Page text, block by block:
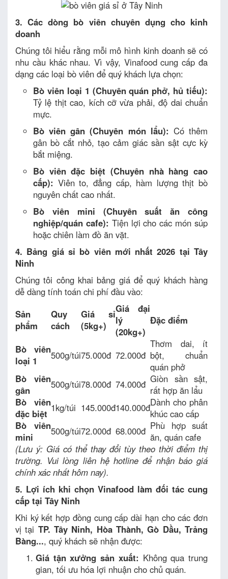
3. Các dòng bò viên chuyên dụng cho kinh
doanh
Chúng tôi hiểu rằng mỗi mô hình kinh doanh sẽ có
nhu cầu khác nhau. Vì vậy, Vinafood cung cấp đa
dạng các loại bò viên để quý khách lựa chọn:
Bò viên loại 1 (Chuyên quán phở, hủ tiếu):
Tỷ lệ thịt cao, kích cỡ vừa phải, độ dai chuẩn
mực.
Bò viên gân (Chuyên món lẩu): Có thêm
gân bò cắt nhỏ, tạo cảm giác sần sật cực kỳ
bắt miệng.
Bò viên đặc biệt (Chuyên nhà hàng cao
cấp): Viên to, đẳng cấp, hàm lượng thịt bò
nguyên chất cao nhất.
Bò viên mini (Chuyên suất ăn công
nghiệp/quán cafe): Tiện lợi cho các món súp
hoặc chiên làm đồ ăn vặt.
4. Bảng giá sỉ bò viên mới nhất 2026 tại Tây
Ninh
Chúng tôi công khai bảng giá để quý khách hàng
dễ dàng tính toán chi phí đầu vào:
Sản
phẩm
Quy
cách
Giá sỉ
(5kg+)
Giá đại
lý
(20kg+)
Đặc điểm
Bò viên
loại 1
500g/túi75.000đ 72.000đ
Thơm dai, ít
bột, chuẩn
quán phở
Bò viên
gân
500g/túi78.000đ 74.000đ Giòn sần sật,
rất hợp ăn lẩu
Bò viên
đặc biệt 1kg/túi 145.000đ140.000đDành cho phân
khúc cao cấp
Bò viên
mini
500g/túi72.000đ 68.000đ Phù hợp suất
ăn, quán cafe
(Lưu ý: Giá có thể thay đổi tùy theo thời điểm thị
trường. Vui lòng liên hệ hotline để nhận báo giá
chính xác nhất hôm nay).
5. Lợi ích khi chọn Vinafood làm đối tác cung
cấp tại Tây Ninh
Khi ký kết hợp đồng cung cấp dài hạn cho các đơn
vị tại TP. Tây Ninh, Hòa Thành, Gò Dầu, Trảng
Bàng..., quý khách sẽ nhận được:
Giá tận xưởng sản xuất: Không qua trung
gian, tối ưu hóa lợi nhuận cho chủ quán.